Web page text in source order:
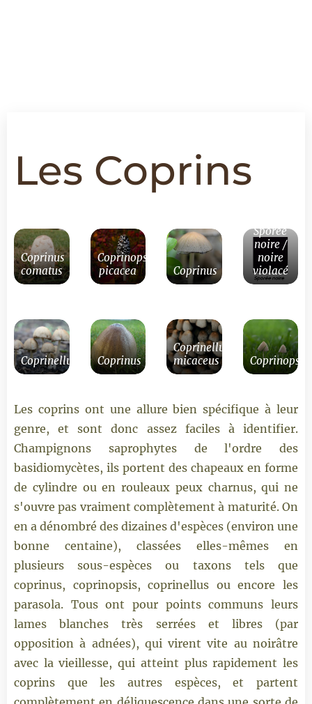
Les Coprins
Coprinus
comatus
Coprinopsis
picacea
Coprinus
Sporée
noire /
noire
violacé
Coprinellus Coprinus
Coprinellus
micaceus
Coprinopsis
Les coprins ont une allure bien spécifique à leur
genre, et sont donc assez faciles à identifier.
Champignons saprophytes de l'ordre des
basidiomycètes, ils portent des chapeaux en forme
de cylindre ou en rouleaux peux charnus, qui ne
s'ouvre pas vraiment complètement à maturité. On
en a dénombré des dizaines d'espèces (environ une
bonne centaine), classées elles-mêmes en
plusieurs sous-espèces ou taxons tels que
coprinus, coprinopsis, coprinellus ou encore les
parasola. Tous ont pour points communs leurs
lames blanches très serrées et libres (par
opposition à adnées), qui virent vite au noirâtre
avec la vieillesse, qui atteint plus rapidement les
coprins que les autres espèces, et partent